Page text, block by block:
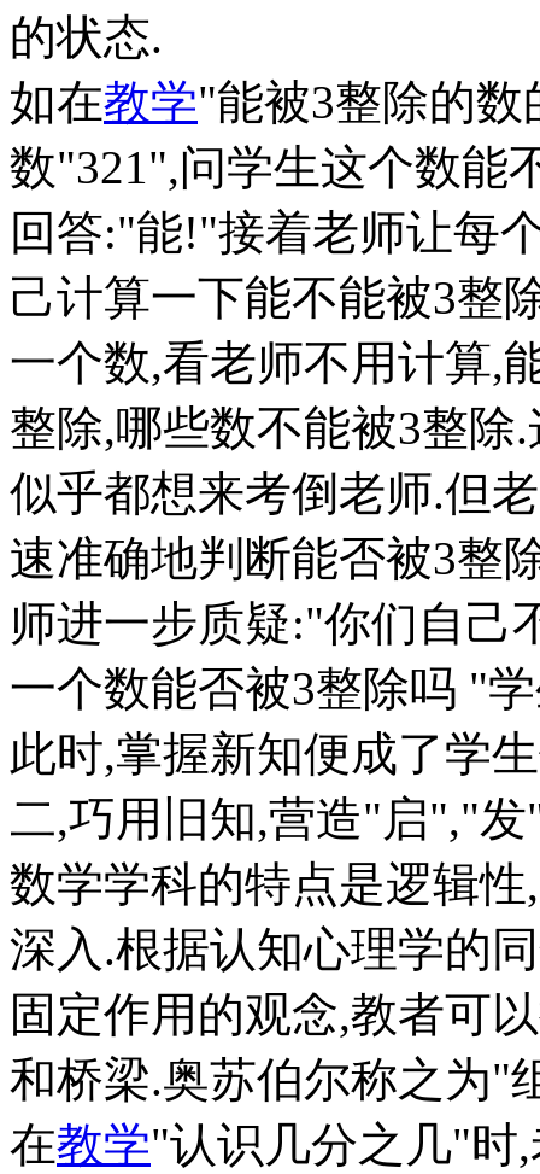
的状态.
如在教学"能被3整除的
数"321",问学生这个数能
回答:"能!"接着老师让每
己计算一下能不能被3整
一个数,看老师不用计算,
整除,哪些数不能被3整除
似乎都想来考倒老师.但
速准确地判断能否被3整
师进一步质疑:"你们自己
一个数能否被3整除吗 "
此时,掌握新知便成了学
二,巧用旧知,营造"启","
数学学科的特点是逻辑
深入.根据认知心理学的
固定作用的观念,教者可
和桥梁.奥苏伯尔称之为"
在教学"认识几分之几"时